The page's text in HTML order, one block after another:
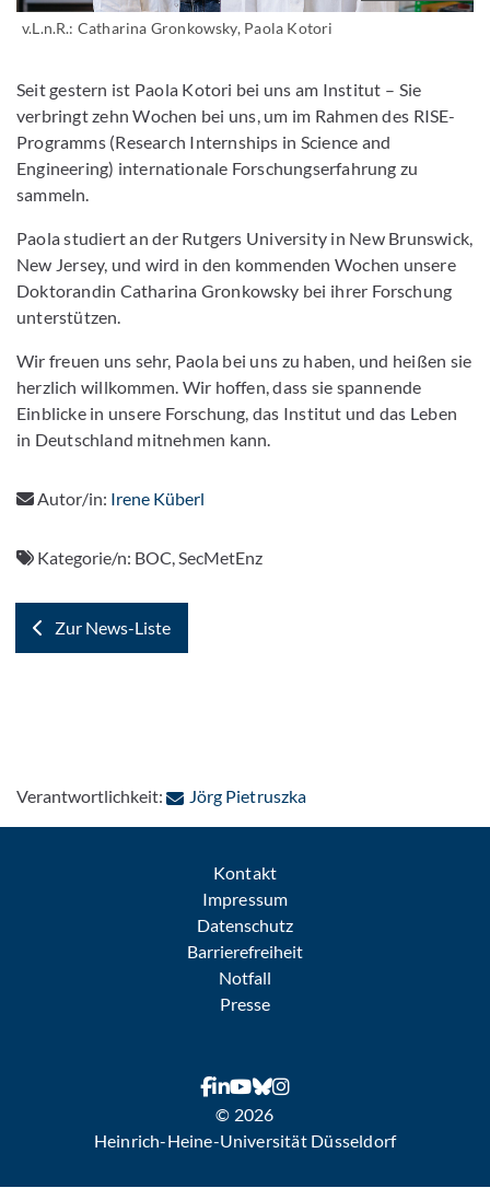
v.L.n.R.: Catharina Gronkowsky, Paola Kotori
Seit gestern ist Paola Kotori bei uns am Institut – Sie
verbringt zehn Wochen bei uns, um im Rahmen des RISE-
Programms (Research Internships in Science and
Engineering) internationale Forschungserfahrung zu
sammeln.
Paola studiert an der Rutgers University in New Brunswick,
New Jersey, und wird in den kommenden Wochen unsere
Doktorandin Catharina Gronkowsky bei ihrer Forschung
unterstützen.
Wir freuen uns sehr, Paola bei uns zu haben, und heißen sie
herzlich willkommen. Wir hoffen, dass sie spannende
Einblicke in unsere Forschung, das Institut und das Leben
in Deutschland mitnehmen kann.
Autor/in: Irene Küberl
Kategorie/n: BOC, SecMetEnz
Zur News-Liste
Verantwortlichkeit: Jörg Pietruszka: Per E-Mail
Kontakt
Impressum
Datenschutz
Barrierefreiheit
Notfall
Presse
© 2026
Heinrich-Heine-Universität Düsseldorf